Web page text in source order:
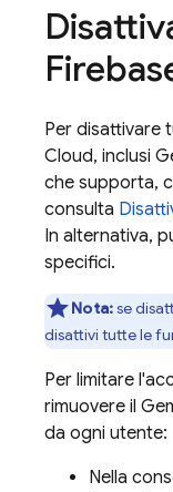
Per disattivare
Cloud, inclusi
che supporta,
consulta
In alternativa,
specifici.
Nota:se
disattivi tutte le
Per limitare
rimuovere il
da ogni utente:
Nella